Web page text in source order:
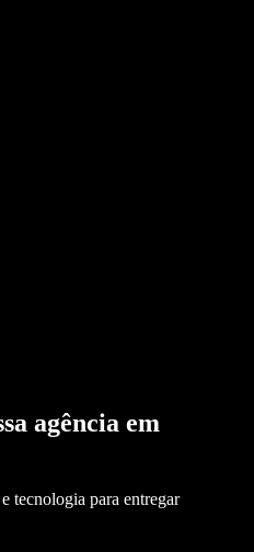
agência em
tecnologia para entregar